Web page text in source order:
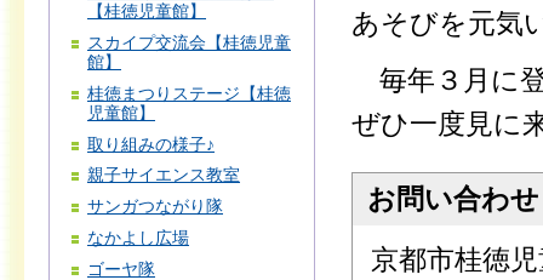
【桂徳児童館】
スカイプ交流会【桂徳児童
館】
桂徳まつりステージ【桂徳
児童館】
取り組みの様子♪
親子サイエンス教室
サンガつながり隊
なかよし広場
ゴーヤ隊
あそびを元気
毎年３月に
ぜひ一度見に
お問い合わせ
京都市桂徳